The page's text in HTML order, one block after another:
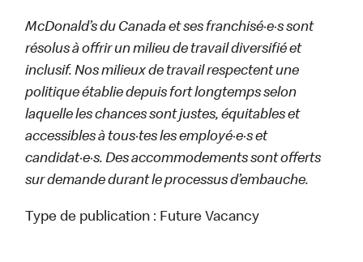
McDonald’s du Canada et ses franchisé·e·s sont
résolus à offrir un milieu de travail diversifié et
inclusif. Nos milieux de travail respectent une
politique établie depuis fort longtemps selon
laquelle les chances sont justes, équitables et
accessibles à tous·tes les employé·e·s et
candidat·e·s. Des accommodements sont offerts
sur demande durant le processus d’embauche.
Type de publication : Future Vacancy